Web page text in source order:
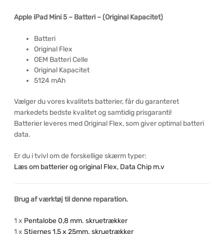
Apple iPad Mini 5 – Batteri – (Original Kapacitet)
Batteri
Original Flex
OEM Batteri Celle
Original Kapacitet
5124 mAh
Vælger du vores kvalitets batterier, får du garanteret
markedets bedste kvalitet og samtidig prisgaranti!
Batterier leveres med Original Flex, som giver optimal batteri
data.
Er du i tvivl om de forskellige skærm typer:
Læs om batterier og original Flex, Data Chip m.v
Brug af værktøj til denne reparation.
1 x Pentalobe 0,8 mm. skruetrækker
1 x Stjernes 1,5 x 25mm. skruetrækker